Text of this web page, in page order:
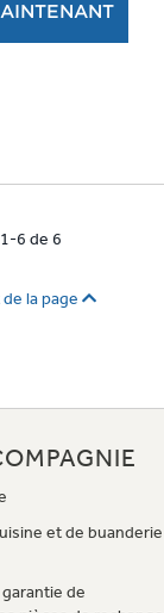
6 de 6
la page
et de buanderie
de